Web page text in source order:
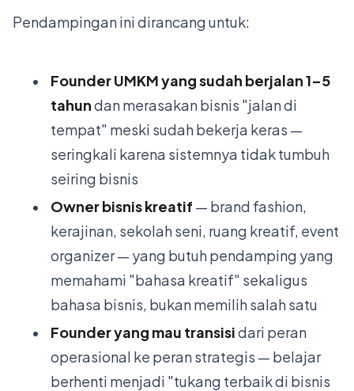
Pendampingan ini dirancang untuk:
•
Founder UMKM yang sudah berjalan 1–5
tahundan merasakan bisnis "jalan di
tempat" meski sudah bekerja keras —
seringkali karena sistemnya tidak tumbuh
seiring bisnis
•
Owner bisnis kreatif — brand fashion,
kerajinan, sekolah seni, ruang kreatif, event
organizer — yang butuh pendamping yang
memahami "bahasa kreatif" sekaligus
bahasa bisnis, bukan memilih salah satu
•
Founder yang mau transisidari peran
operasional ke peran strategis — belajar
berhenti menjadi "tukang terbaik di bisnis